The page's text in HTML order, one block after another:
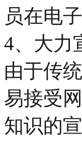
员在电
4、大力
由于传
易接受
知识的